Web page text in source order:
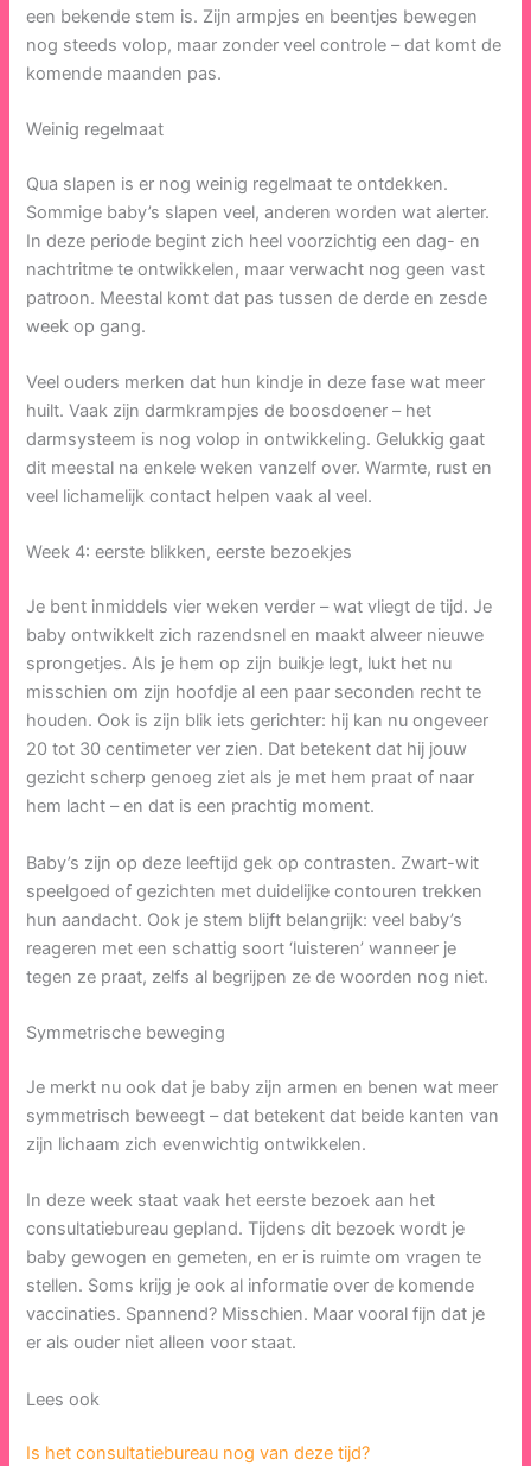
een bekende stem is. Zijn armpjes en beentjes bewegen
nog steeds volop, maar zonder veel controle – dat komt de
komende maanden pas.
Weinig regelmaat
Qua slapen is er nog weinig regelmaat te ontdekken.
Sommige baby’s slapen veel, anderen worden wat alerter.
In deze periode begint zich heel voorzichtig een dag- en
nachtritme te ontwikkelen, maar verwacht nog geen vast
patroon. Meestal komt dat pas tussen de derde en zesde
week op gang.
Veel ouders merken dat hun kindje in deze fase wat meer
huilt. Vaak zijn darmkrampjes de boosdoener – het
darmsysteem is nog volop in ontwikkeling. Gelukkig gaat
dit meestal na enkele weken vanzelf over. Warmte, rust en
veel lichamelijk contact helpen vaak al veel.
Week 4: eerste blikken, eerste bezoekjes
Je bent inmiddels vier weken verder – wat vliegt de tijd. Je
baby ontwikkelt zich razendsnel en maakt alweer nieuwe
sprongetjes. Als je hem op zijn buikje legt, lukt het nu
misschien om zijn hoofdje al een paar seconden recht te
houden. Ook is zijn blik iets gerichter: hij kan nu ongeveer
20 tot 30 centimeter ver zien. Dat betekent dat hij jouw
gezicht scherp genoeg ziet als je met hem praat of naar
hem lacht – en dat is een prachtig moment.
Baby’s zijn op deze leeftijd gek op contrasten. Zwart-wit
speelgoed of gezichten met duidelijke contouren trekken
hun aandacht. Ook je stem blijft belangrijk: veel baby’s
reageren met een schattig soort ‘luisteren’ wanneer je
tegen ze praat, zelfs al begrijpen ze de woorden nog niet.
Symmetrische beweging
Je merkt nu ook dat je baby zijn armen en benen wat meer
symmetrisch beweegt – dat betekent dat beide kanten van
zijn lichaam zich evenwichtig ontwikkelen.
In deze week staat vaak het eerste bezoek aan het
consultatiebureau gepland. Tijdens dit bezoek wordt je
baby gewogen en gemeten, en er is ruimte om vragen te
stellen. Soms krijg je ook al informatie over de komende
vaccinaties. Spannend? Misschien. Maar vooral fijn dat je
er als ouder niet alleen voor staat.
Lees ook
Is het consultatiebureau nog van deze tijd?